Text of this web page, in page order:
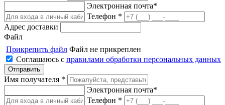
Электронная почта*
Телефон *
Адрес доставки
Файл
Прикрепить файл Файл не прикреплен
Соглашаюсь с правилами обработки персональных данных
Имя получателя *
Электронная почта*
Телефон *